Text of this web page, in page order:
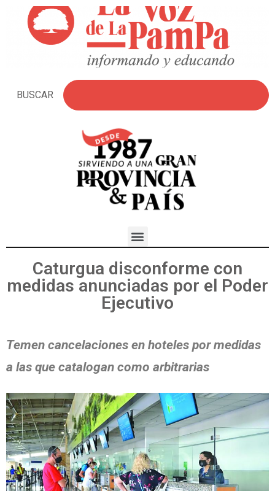
BUSCAR
Caturgua disconforme con
medidas anunciadas por el Poder
Ejecutivo
Temen cancelaciones en hoteles por medidas
a las que catalogan como arbitrarias